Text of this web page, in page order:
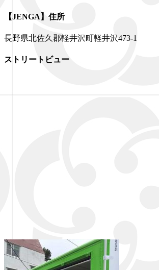
【JENGA】住所
長野県北佐久郡軽井沢町軽井沢473-1
ストリートビュー